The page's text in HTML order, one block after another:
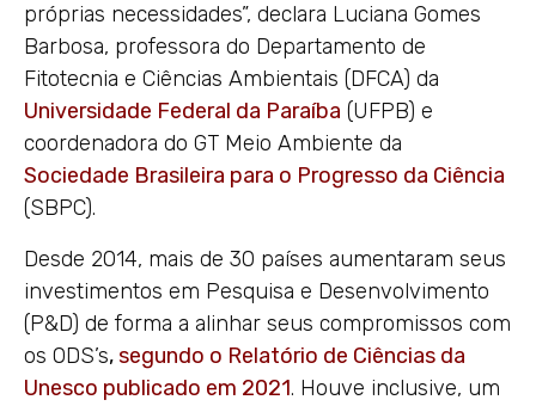
próprias necessidades”, declara Luciana Gomes
Barbosa, professora do Departamento de
Fitotecnia e Ciências Ambientais (DFCA) da
Universidade Federal da Paraíba (UFPB) e
coordenadora do GT Meio Ambiente da
Sociedade Brasileira para o Progresso da Ciência
(SBPC).
Desde 2014, mais de 30 países aumentaram seus
investimentos em Pesquisa e Desenvolvimento
(P&D) de forma a alinhar seus compromissos com
os ODS’s,segundo o Relatório de Ciências da
Unesco publicado em 2021. Houve inclusive, um